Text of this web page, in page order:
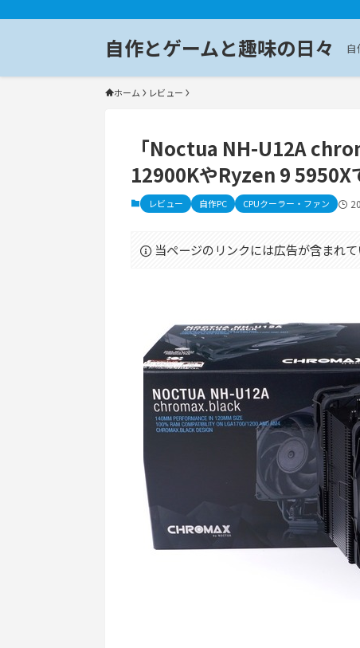
自作とゲームと趣味の日々
ホーム レビュー
「Noctua NH-U12A
12900KやRyzen 9 5950X
レビュー 自作PC CPUクーラー・ファン
当ページのリンクには広告が含まれて